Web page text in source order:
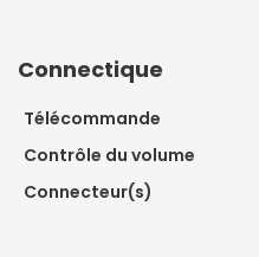
Connectique
Télécommande
Contrôle du volume
Connecteur(s)